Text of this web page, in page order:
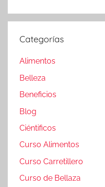
Categorías
Alimentos
Belleza
Beneficios
Blog
Ciéntificos
Curso Alimentos
Curso Carretillero
Curso de Bellaza